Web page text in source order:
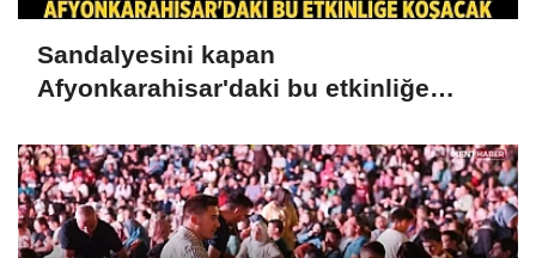
Sandalyesini kapan
Afyonkarahisar'daki bu etkinliğe